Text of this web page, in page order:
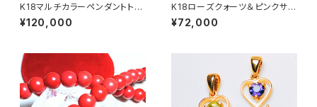
K18マルチカラーペンダントトッ
プ【フラワーモチーフ】
¥120,000
K18ローズクォーツ＆ピンクサフ
ァイアエンジェルペンダントトッ
プ～健康＆愛情～
¥72,000